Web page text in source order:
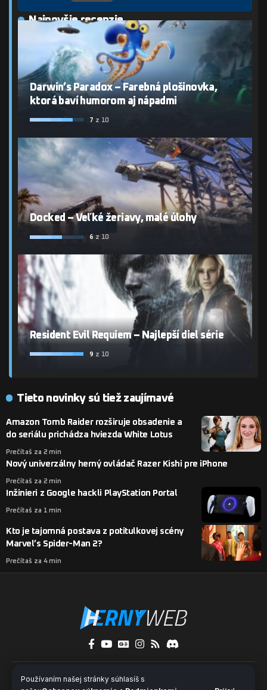
Používaním našej stránky súhlasíš s
Najnovšie recenzie
Darwin’s Paradox – Farebná plošinovka,
ktorá baví humorom aj nápadmi
7 z 10
Docked – Veľké žeriavy, malé úlohy
6 z 10
Resident Evil Requiem – Najlepší diel série
9 z 10
Tieto novinky sú tiež zaujímavé
Amazon Tomb Raider rozširuje obsadenie a
do seriálu prichádza hviezda White Lotus
Prečítaš za 2 min
Nový univerzálny herný ovládač Razer Kishi pre iPhone
Prečítaš za 2 min
Inžinieri z Google hackli PlayStation Portal
Prečítaš za 1 min
Kto je tajomná postava z potitulkovej scény
Marvel’s Spider-Man 2?
Prečítaš za 4 min
O nás Kontakty